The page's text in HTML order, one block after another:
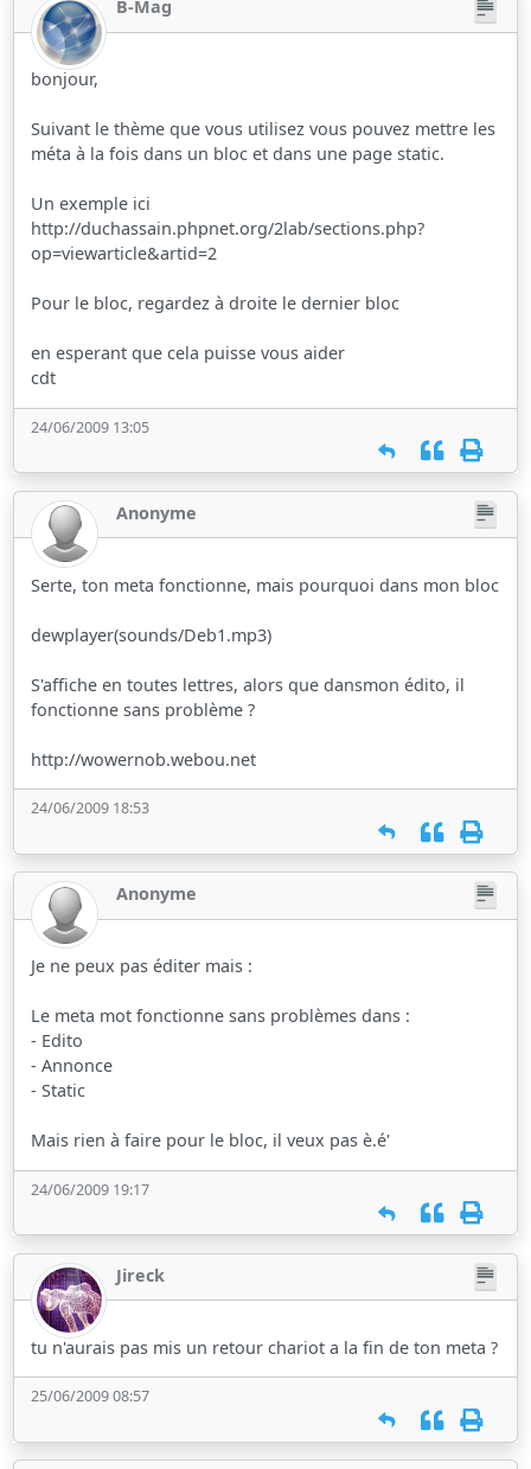
B-Mag
bonjour,
Suivant le thème que vous utilisez vous pouvez mettre les
méta à la fois dans un bloc et dans une page static.
Un exemple ici
http://duchassain.phpnet.org/2lab/sections.php?
op=viewarticle&artid=2
Pour le bloc, regardez à droite le dernier bloc
en esperant que cela puisse vous aider
cdt
24/06/2009 13:05
Anonyme
Serte, ton meta fonctionne, mais pourquoi dans mon bloc
dewplayer(sounds/Deb1.mp3)
S'affiche en toutes lettres, alors que dansmon édito, il
fonctionne sans problème ?
http://wowernob.webou.net
24/06/2009 18:53
Anonyme
Je ne peux pas éditer mais :
Le meta mot fonctionne sans problèmes dans :
- Edito
- Annonce
- Static
Mais rien à faire pour le bloc, il veux pas è.é'
24/06/2009 19:17
Jireck
tu n'aurais pas mis un retour chariot a la fin de ton meta ?
25/06/2009 08:57